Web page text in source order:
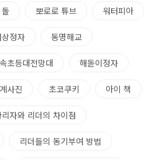
뽀로로 튜브 워터피아
정자 동명해교
속초등대전망대 해돋이정자
사진 초코쿠키 아이 책
리자와 리더의 차이점
리더들의 동기부여 방법